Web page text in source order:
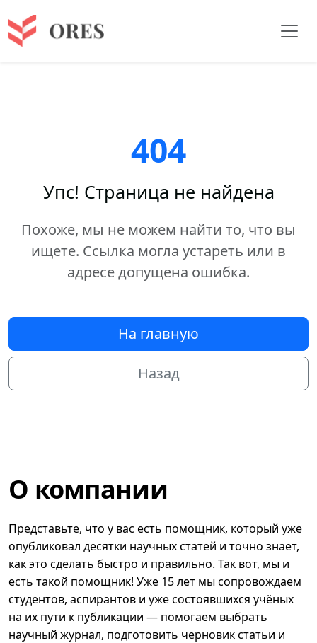
404
Упс! Страница не найдена
Похоже, мы не можем найти то, что вы
ищете. Ссылка могла устареть или в
адресе допущена ошибка.
На главную
Назад
О компании
Представьте, что у вас есть помощник, который уже
опубликовал десятки научных статей и точно знает,
как это сделать быстро и правильно. Так вот, мы и
есть такой помощник! Уже 15 лет мы сопровождаем
студентов, аспирантов и уже состоявшихся учёных
на их пути к публикации — помогаем выбрать
научный журнал, подготовить черновик статьи и